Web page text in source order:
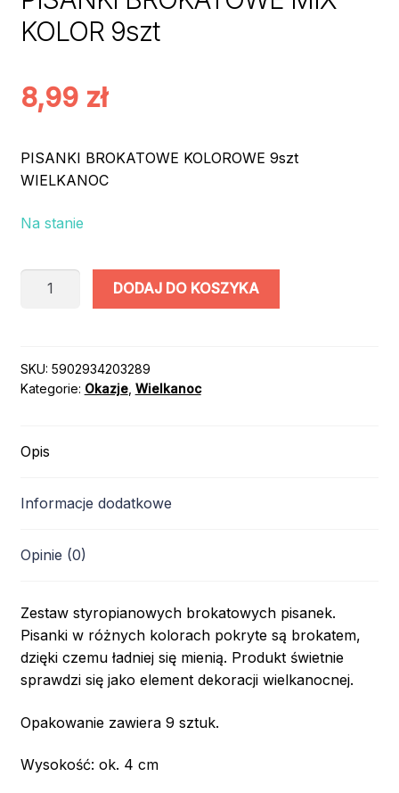
KOLOR 9szt
8,99 zł
PISANKI BROKATOWE KOLOROWE 9szt
WIELKANOC
Na stanie
ilość
KOLOR
9szt
DODAJ DO KOSZYKA
SKU: 5902934203289
Kategorie: Okazje, Wielkanoc
Opis
Informacje dodatkowe
Opinie (0)
Zestaw styropianowych brokatowych pisanek.
Pisanki w różnych kolorach pokryte są brokatem,
dzięki czemu ładniej się mienią. Produkt świetnie
sprawdzi się jako element dekoracji wielkanocnej.
Opakowanie zawiera 9 sztuk.
Wysokość: ok. 4 cm